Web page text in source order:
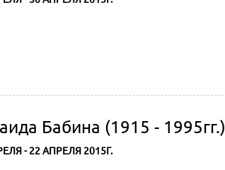
Бабина (1915 - 1995гг.)
- 22 АПРЕЛЯ 2015Г.